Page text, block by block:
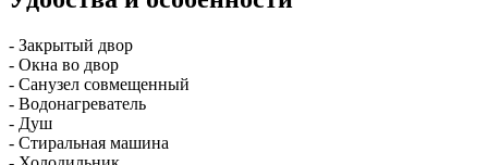
- Закрытый двор
- Окна во двор
- Санузел совмещенный
- Водонагреватель
- Душ
- Стиральная машина